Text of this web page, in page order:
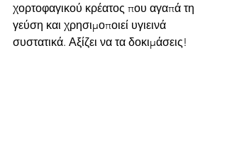
χορτοφαγικού κρέατος που αγαπά τη
γεύση και χρησιμοποιεί υγιεινά
συστατικά. Αξίζει να τα δοκιμάσεις!